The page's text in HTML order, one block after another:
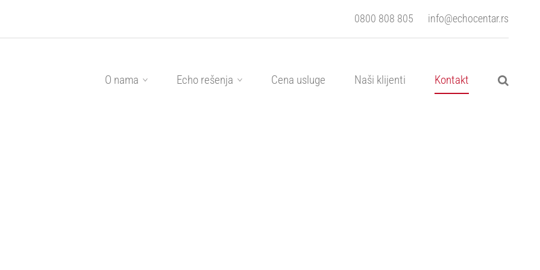
0800 808 805 info@echocentar.rs
O nama Echo rešenja Cena usluge Naši klijenti Kontakt